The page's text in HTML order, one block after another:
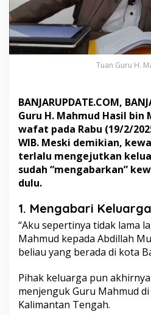
d
S
u
d
b
a
r
i
K
e
l
r
g
a
,
B
g
e
g
Tuan Guru H.
BANJARUPDATE.COM,
Guru H. Mahmud Hasil bin
wafat pada Rabu (19/2/
WIB. Meski demikian,
terlalu mengejutkan
sudah “mengabarkan”
dulu.
1. Mengabari
“Aku sepertinya tidak lama
Mahmud kepada Abdillah
beliau yang berada di kota
Pihak keluarga pun
menjenguk Guru Mahmud di
Kalimantan Tengah.